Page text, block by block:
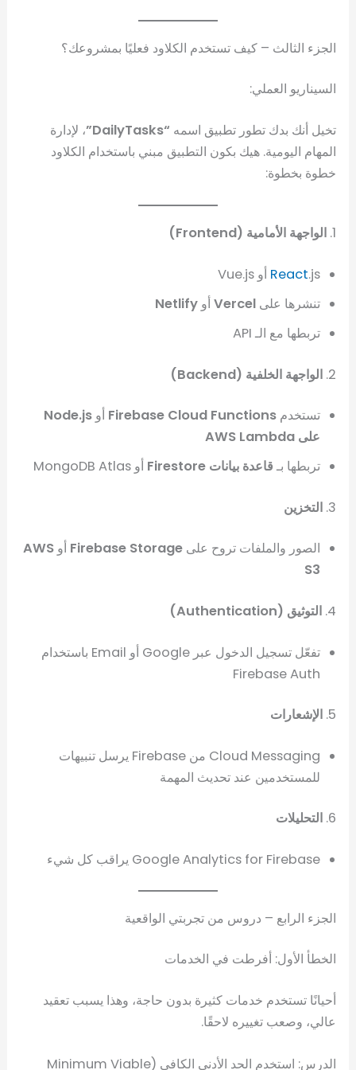
الجزء الثالث – كيف تستخدم الكلاود فعليًا بمشروعك؟
السيناريو العملي:
تخيل أنك بدك تطور تطبيق اسمه “DailyTasks”
، لإدارة
المهام اليومية. هيك بكون التطبيق مبني باستخدام الكلاود
خطوة بخطوة:
1. الواجهة الأمامية (Frontend)
React.js أو Vue.js
تنشرها علىVercelأوNetlify
تربطها مع الـ API
2. الواجهة الخلفية (Backend)
تستخدمFirebase Cloud Functions أوNode.js
على AWS Lambda
تربطها بـ قاعدة بيانات Firestore أو MongoDB Atlas
3. التخزين
الصور والملفات تروح علىFirebase Storage أوAWS
S3
4. التوثيق (Authentication)
تفعّل تسجيل الدخول عبر Google أو Email باستخدام
Firebase Auth
5. الإشعارات
Cloud Messaging من Firebase يرسل تنبيهات
للمستخدمين عند تحديث المهمة
6. التحليلات
Google Analytics for Firebase يراقب كل شيء
الجزء الرابع – دروس من تجربتي الواقعية
الخطأ الأول: أفرطت في الخدمات
أحيانًا تستخدم خدمات كثيرة بدون حاجة، وهذا يسبب تعقيد
عالي، وصعب تغييره لاحقًا.
الدرس: استخدم الحد الأدنى الكافي (Minimum Viable